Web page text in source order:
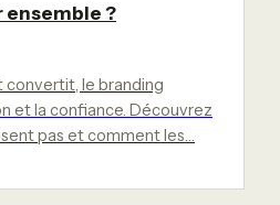
ensemble ?
le branding
et la confiance. Découvrez
pas et comment les…